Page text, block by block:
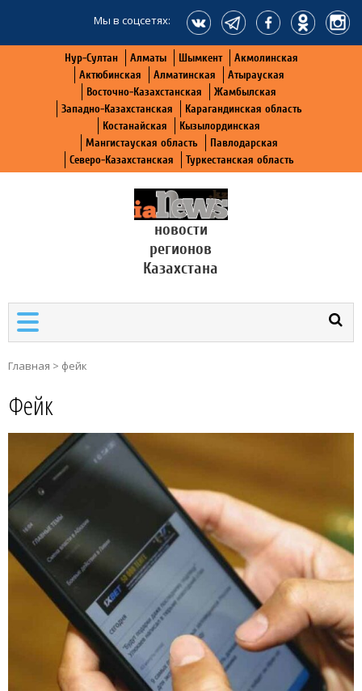
Мы в соцсетях:
Нур-Султан Алматы Шымкент
Акмолинская
Актюбинская
Алматинская
Атырауская
Восточно-Казахстанская
Жамбылская
Западно-Казахстанская
Карагандинская область
Костанайская
Кызылординская
Мангистауская область
Павлодарская
Северо-Казахстанская
Туркестанская область
новости
регионов
Казахстана
Главная > фейк
Фейк